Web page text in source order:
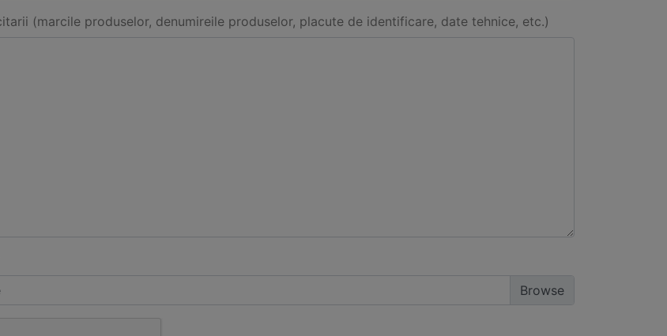
(marcile produselor, denumireile produselor, placute de identificare, date tehnice, etc.)